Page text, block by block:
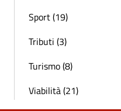
Sport (19)
Tributi (3)
Turismo (8)
Viabilità (21)